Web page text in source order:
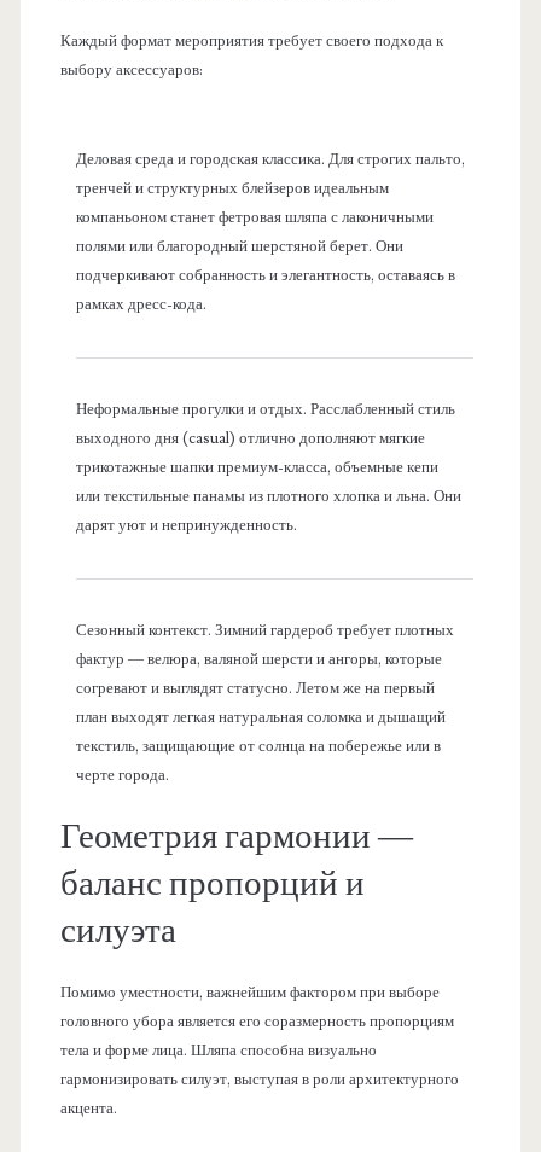
Каждый формат мероприятия требует своего подхода к
выбору аксессуаров:
Деловая среда и городская классика. Для строгих пальто,
тренчей и структурных блейзеров идеальным
компаньоном станет фетровая шляпа с лаконичными
полями или благородный шерстяной берет. Они
подчеркивают собранность и элегантность, оставаясь в
рамках дресс-кода.
Неформальные прогулки и отдых. Расслабленный стиль
выходного дня (casual) отлично дополняют мягкие
трикотажные шапки премиум-класса, объемные кепи
или текстильные панамы из плотного хлопка и льна. Они
дарят уют и непринужденность.
Сезонный контекст. Зимний гардероб требует плотных
фактур — велюра, валяной шерсти и ангоры, которые
согревают и выглядят статусно. Летом же на первый
план выходят легкая натуральная соломка и дышащий
текстиль, защищающие от солнца на побережье или в
черте города.
Геометрия гармонии —
баланс пропорций и
силуэта
Помимо уместности, важнейшим фактором при выборе
головного убора является его соразмерность пропорциям
тела и форме лица. Шляпа способна визуально
гармонизировать силуэт, выступая в роли архитектурного
акцента.